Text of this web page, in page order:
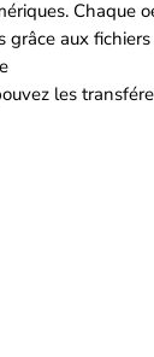
grâce aux
les